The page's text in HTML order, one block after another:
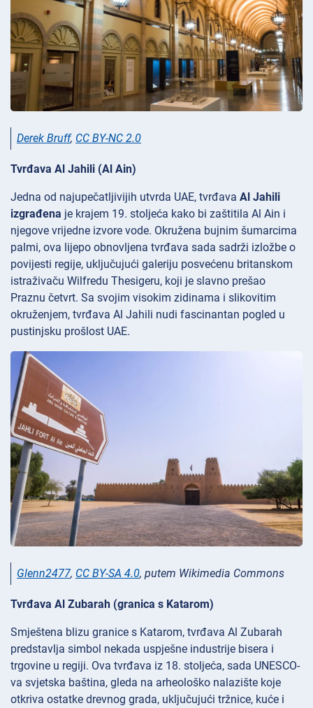
Derek Bruff, CC BY-NC 2.0
Tvrđava Al Jahili (Al Ain)
Jedna od najupečatljivijih utvrda UAE, tvrđava Al Jahili
izgrađena je krajem 19. stoljeća kako bi zaštitila Al Ain i
njegove vrijedne izvore vode. Okružena bujnim šumarcima
palmi, ova lijepo obnovljena tvrđava sada sadrži izložbe o
povijesti regije, uključujući galeriju posvećenu britanskom
istraživaču Wilfredu Thesigeru, koji je slavno prešao
Praznu četvrt. Sa svojim visokim zidinama i slikovitim
okruženjem, tvrđava Al Jahili nudi fascinantan pogled u
pustinjsku prošlost UAE.
Glenn2477, CC BY-SA 4.0, putem Wikimedia Commons
Tvrđava Al Zubarah (granica s Katarom)
Smještena blizu granice s Katarom, tvrđava Al Zubarah
predstavlja simbol nekada uspješne industrije bisera i
trgovine u regiji. Ova tvrđava iz 18. stoljeća, sada UNESCO-
va svjetska baština, gleda na arheološko nalazište koje
otkriva ostatke drevnog grada, uključujući tržnice, kuće i